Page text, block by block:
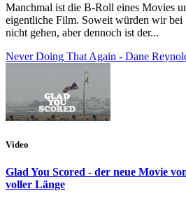
Manchmal ist die B-Roll eines Movies
eigentliche Film. Soweit würden wir
nicht gehen, aber dennoch ist der...
Never Doing That Again - Dane
Video
Glad You Scored - der neue Movie
voller Länge